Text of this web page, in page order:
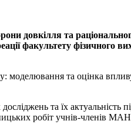
довкілля та
факультету фізичного
моделювання та оцінка
та їх актуальність
робіт учнів-членів